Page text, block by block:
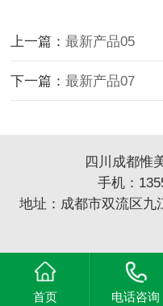
上一篇：最新产品05
下一篇：最新产品07
四川成都惟
手机：
地址：成都市双流区九
首页 电话咨询